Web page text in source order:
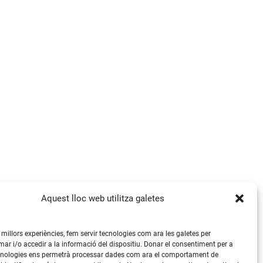
Aquest lloc web utilitza galetes
millors experiències, fem servir tecnologies com ara les galetes per
i/o accedir a la informació del dispositiu. Donar el consentiment per a
ens permetrà processar dades com ara el comportament de